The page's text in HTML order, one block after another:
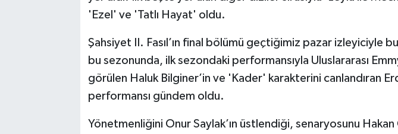
'Ezel' ve 'Tatlı Hayat' oldu.
Şahsiyet II. Fasıl’ın final bölümü geçtiğimiz pazar izleyiciyle
bu sezonunda, ilk sezondaki performansıyla Uluslararası
görülen Haluk Bilginer’in ve 'Kader' karakterini canlandıran
performansı gündem oldu.
Yönetmenliğini Onur Saylak’ın üstlendiği, senaryosunu Hakan